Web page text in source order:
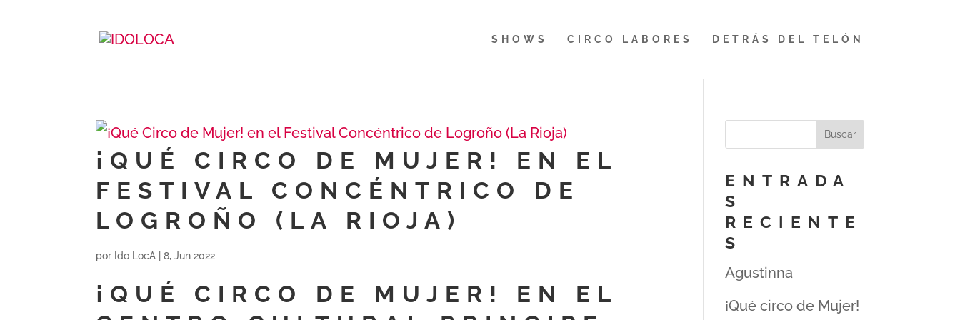
SHOWS CIRCO LABORES DETRÁS DEL TELÓN
¡QUÉ CIRCO DE MUJER! EN EL
FESTIVAL CONCÉNTRICO DE
LOGROÑO (LA RIOJA)
por Ido LocA |8, Jun 2022
¡QUÉ CIRCO DE MUJER! EN EL
ENTRADA
S
RECIENTE
S
Agustinna
¡Qué circo de Mujer!